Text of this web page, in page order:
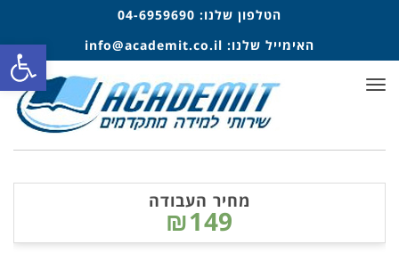
הטלפון שלנו: 04-6959690
האימייל שלנו: info@academit.co.il
תפריט
מחיר העבודה
₪149
פתח